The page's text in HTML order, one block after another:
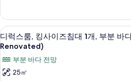
진
모
두
기
자
세
히
보
기
2
개,
부
분
바
다
룸,
더
블
침
2
개,
부
디
럭
스
룸,
객실
11
디럭스룸, 킹사이즈침대 1개, 부분 바
Renovated)
부분 바다 전망
25㎡